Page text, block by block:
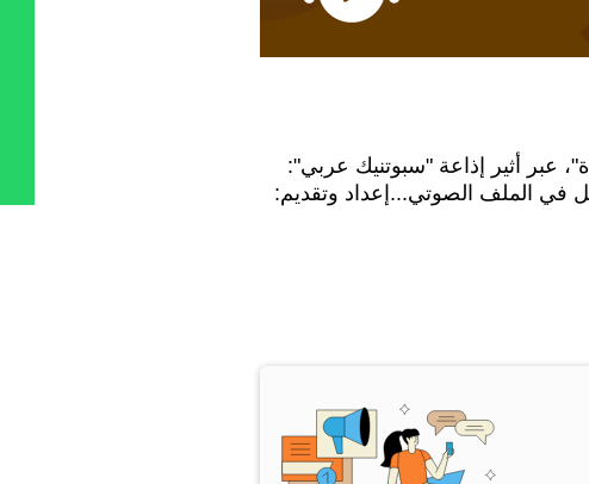
عبر أثير إذاعة "سبوتنيك عربي":
في الملف الصوتي...إعداد وتقديم: